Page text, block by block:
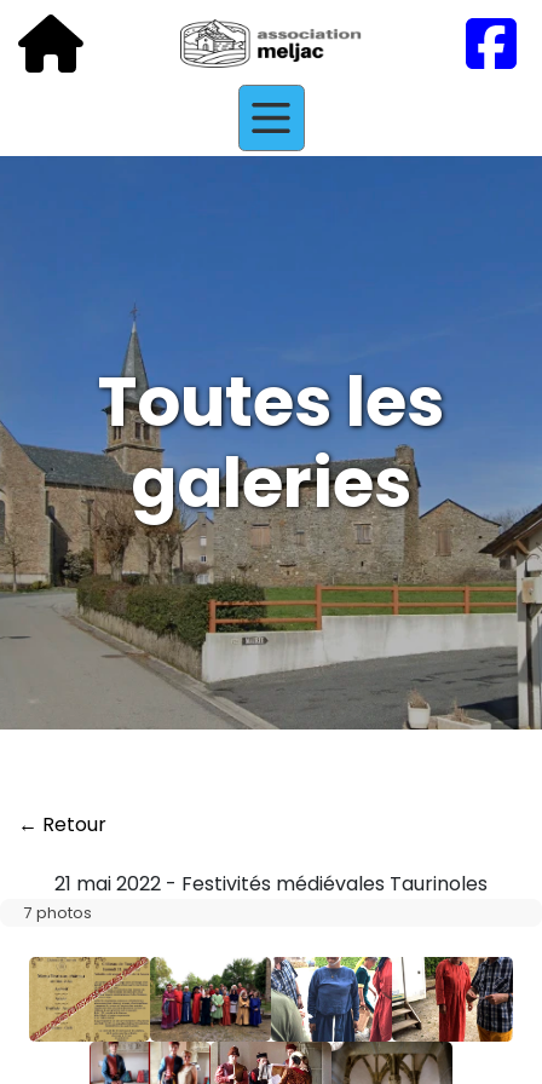
Toutes les
galeries
← Retour
21 mai 2022 - Festivités médiévales Taurinoles
7 photos